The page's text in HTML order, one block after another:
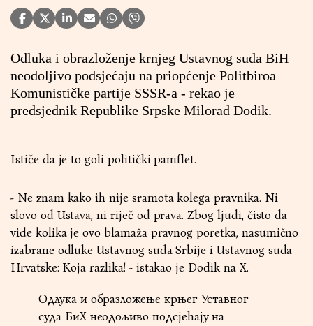
Odluka i obrazloženje krnjeg Ustavnog suda BiH
neodoljivo podsjećaju na priopćenje Politbiroa
Komunističke partije SSSR-a - rekao je
predsjednik Republike Srpske Milorad Dodik.
Ističe da je to goli politički pamflet.
- Ne znam kako ih nije sramota kolega pravnika. Ni
slovo od Ustava, ni riječ od prava. Zbog ljudi, čisto da
vide kolika je ovo blamaža pravnog poretka, nasumično
izabrane odluke Ustavnog suda Srbije i Ustavnog suda
Hrvatske: Koja razlika! - istakao je Dodik na X.
Одлука и образложење крњег Уставног
суда БиХ неодољиво подсјећаjу на